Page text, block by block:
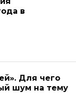
в
Для чего
шум на тему